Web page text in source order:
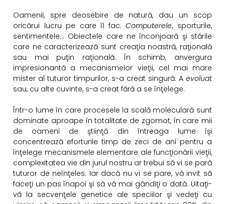
Oamenii, spre deosebire de natură, dau un scop
oricărui lucru pe care îl fac.Computerele, sporturile,
sentimentele… Obiectele care ne înconjoară şi stările
care ne caracterizează sunt creaţia noastră, raţională
sau mai puţin raţională. În schimb, anvergura
impresionantă a mecanismelor vieţii, cel mai mare
mister al tuturor timpurilor, s-a creat singură. A evoluat
sau, cu alte cuvinte, s-a creat fără a se înţelege.
Într-o lume în care procesele la scală moleculară sunt
dominate aproape în totalitate de zgomot, în care mii
de oameni de ştiinţă din întreaga lume îşi
concentrează eforturile timp de zeci de ani pentru a
înţelege mecanismele elementare ale funcţionării vieţii,
complexitatea vie din jurul nostru ar trebui să vi se pară
tuturor de neînţeles. Iar dacă nu vi se pare, vă invit să
faceţi un pas înapoi şi să vă mai gândiţi o dată. Uitaţi-
vă la secvenţele genetice ale speciilor şi vedeţi cu